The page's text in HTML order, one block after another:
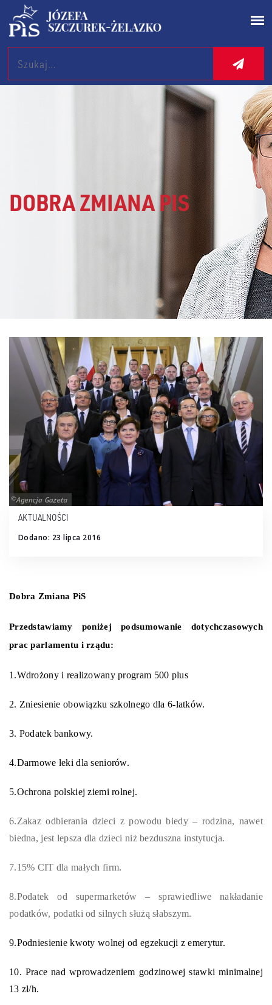
Search
DOBRA ZMIANA PIS
AKTUALNOŚCI
Dodano: 23 lipca 2016
Dobra Zmiana PiS
Przedstawiamy poniżejpodsumowanie dotychczasowych
prac parlamentu i rządu:
1.Wdrożony i realizowany program 500 plus
2. Zniesienie obowiązku szkolnego dla 6-latków.
3. Podatek bankowy.
4.Darmowe leki dla seniorów.
5.Ochrona polskiej ziemi rolnej.
6.Zakaz odbierania dzieci z powodu biedy – rodzina, nawet
biedna, jest lepsza dla dzieci niż bezduszna instytucja.
7.15% CIT dla małych firm.
8.Podatek od supermarketów – sprawiedliwe nakładanie
podatków, podatki od silnych służą słabszym.
9.Podniesienie kwoty wolnej od egzekucji z emerytur.
10. Prace nad wprowadzeniem godzinowej stawki minimalnej
13 zł/h.